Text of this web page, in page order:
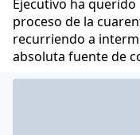
Ejecutivo ha
proceso de la
recurriendo a
absoluta fuente de
Juan Velarde